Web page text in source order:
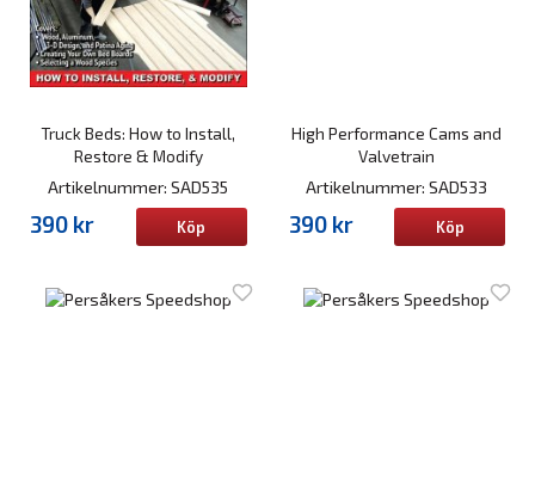
Truck Beds: How to Install,
Restore & Modify
Artikelnummer: SAD535
390 kr Köp
High Performance Cams and
Valvetrain
Artikelnummer: SAD533
390 kr Köp